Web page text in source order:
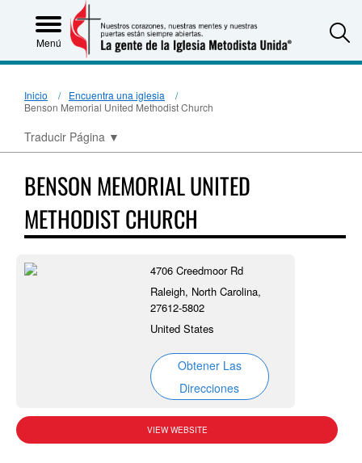
Menú
Inicio
Encuentra una iglesia
Benson Memorial United Methodist Church
Traducir Página ▼
BENSON MEMORIAL UNITED
METHODIST CHURCH
4706 Creedmoor Rd
Raleigh, North Carolina,
27612-5802
United States
Obtener Las
Direcciones
VIEW WEBSITE